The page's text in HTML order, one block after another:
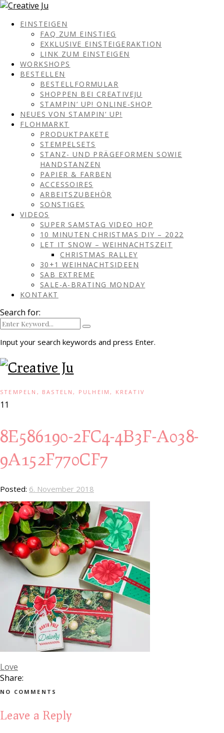
EINSTEIGEN
FAQ ZUM EINSTIEG
EXKLUSIVE EINSTEIGERAKTION
LINK ZUM EINSTEIGEN
WORKSHOPS
BESTELLEN
BESTELLFORMULAR
SHOPPEN BEI CREATIVEJU
STAMPIN‘ UP! ONLINE-SHOP
NEUES VON STAMPIN‘ UP!
FLOHMARKT
PRODUKTPAKETE
STEMPELSETS
STANZ- UND PRÄGEFORMEN SOWIE
HANDSTANZEN
PAPIER & FARBEN
ACCESSOIRES
ARBEITSZUBEHÖR
SONSTIGES
VIDEOS
SUPER SAMSTAG VIDEO HOP
10 MINUTEN CHRISTMAS DIY – 2022
LET IT SNOW – WEIHNACHTSZEIT
CHRISTMAS RALLEY
30+1 WEIHNACHTSIDEEN
SAB EXTREME
SALE-A-BRATING MONDAY
KONTAKT
Search for:
Input your search keywords and press Enter.
STEMPELN, BASTELN, PULHEIM, KREATIV
11
8E586190-2FC4-4B3F-A038-
9A152F770CF7
Posted: 6. November 2018
Love
Share:
NO COMMENTS
Leave a Reply